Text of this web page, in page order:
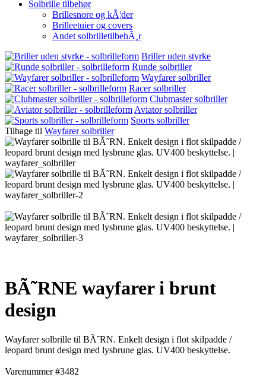
Solbrille tilbehør
Brillesnore og kÃ¦der
Brilleetuier og covers
Andet solbrilletilbehÃ¸r
Briller uden styrke
Runde solbriller
Wayfarer solbriller
Racer solbriller
Clubmaster solbriller
Aviator solbriller
Sports solbriller
Tilbage til Wayfarer solbriller
BÃ˜RNE wayfarer i brunt
design
Wayfarer solbrille til BÃ˜RN. Enkelt design i flot skilpadde /
leopard brunt design med lysbrune glas. UV400 beskyttelse.
Varenummer #3482